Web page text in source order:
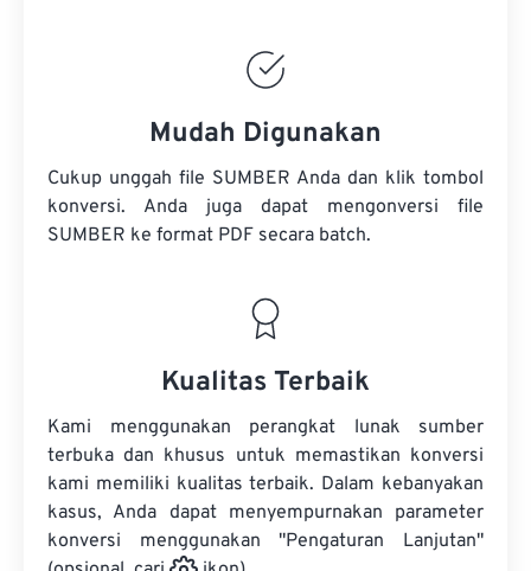
Mudah Digunakan
Cukup unggah file SUMBER Anda dan klik tombol
konversi. Anda juga dapat mengonversi file
SUMBER ke format PDF secara batch.
Kualitas Terbaik
Kami menggunakan perangkat lunak sumber
terbuka dan khusus untuk memastikan konversi
kami memiliki kualitas terbaik. Dalam kebanyakan
kasus, Anda dapat menyempurnakan parameter
konversi menggunakan "Pengaturan Lanjutan"